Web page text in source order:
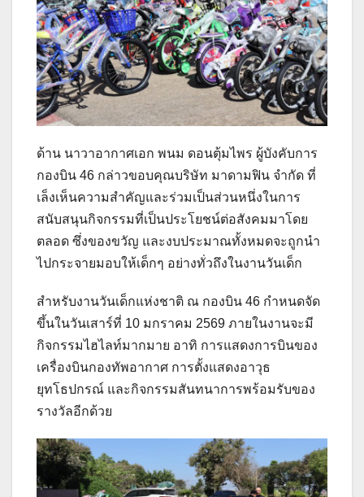
ด้าน นาวาอากาศเอก พนม ดอนตุ้มไพร ผู้บังคับการ
กองบิน 46 กล่าวขอบคุณบริษัท มาดามฟิน จำกัด ที่
เล็งเห็นความสำคัญและร่วมเป็นส่วนหนึ่งในการ
สนับสนุนกิจกรรมที่เป็นประโยชน์ต่อสังคมมาโดย
ตลอด ซึ่งของขวัญ และงบประมาณทั้งหมดจะถูกนำ
ไปกระจายมอบให้เด็กๆ อย่างทั่วถึงในงานวันเด็ก
สำหรับงานวันเด็กแห่งชาติ ณ กองบิน 46 กำหนดจัด
ขึ้นในวันเสาร์ที่ 10 มกราคม 2569 ภายในงานจะมี
กิจกรรมไฮไลท์มากมาย อาทิ การแสดงการบินของ
เครื่องบินกองทัพอากาศ การตั้งแสดงอาวุธ
ยุทโธปกรณ์ และกิจกรรมสันทนาการพร้อมรับของ
รางวัลอีกด้วย